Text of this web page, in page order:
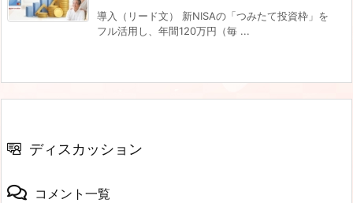
導入（リード文） 新NISAの「つみたて投資枠」を
フル活用し、年間120万円（毎 ...
ディスカッション
コメント一覧